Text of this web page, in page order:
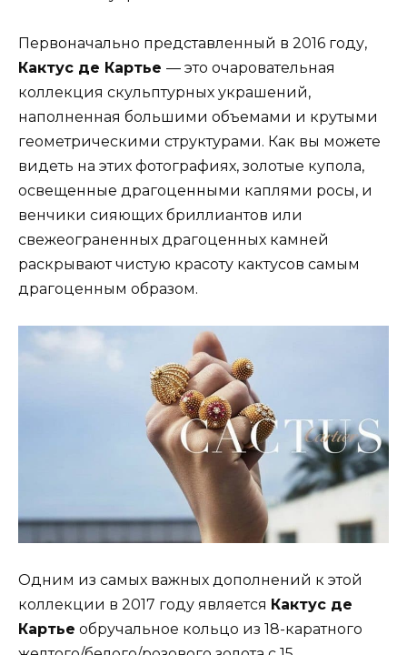
Первоначально представленный в 2016 году,
Кактус де Картье — это очаровательная
коллекция скульптурных украшений,
наполненная большими объемами и крутыми
геометрическими структурами. Как вы можете
видеть на этих фотографиях, золотые купола,
освещенные драгоценными каплями росы, и
венчики сияющих бриллиантов или
свежеограненных драгоценных камней
раскрывают чистую красоту кактусов самым
драгоценным образом.
Одним из самых важных дополнений к этой
коллекции в 2017 году является Кактус де
Картье обручальное кольцо из 18-каратного